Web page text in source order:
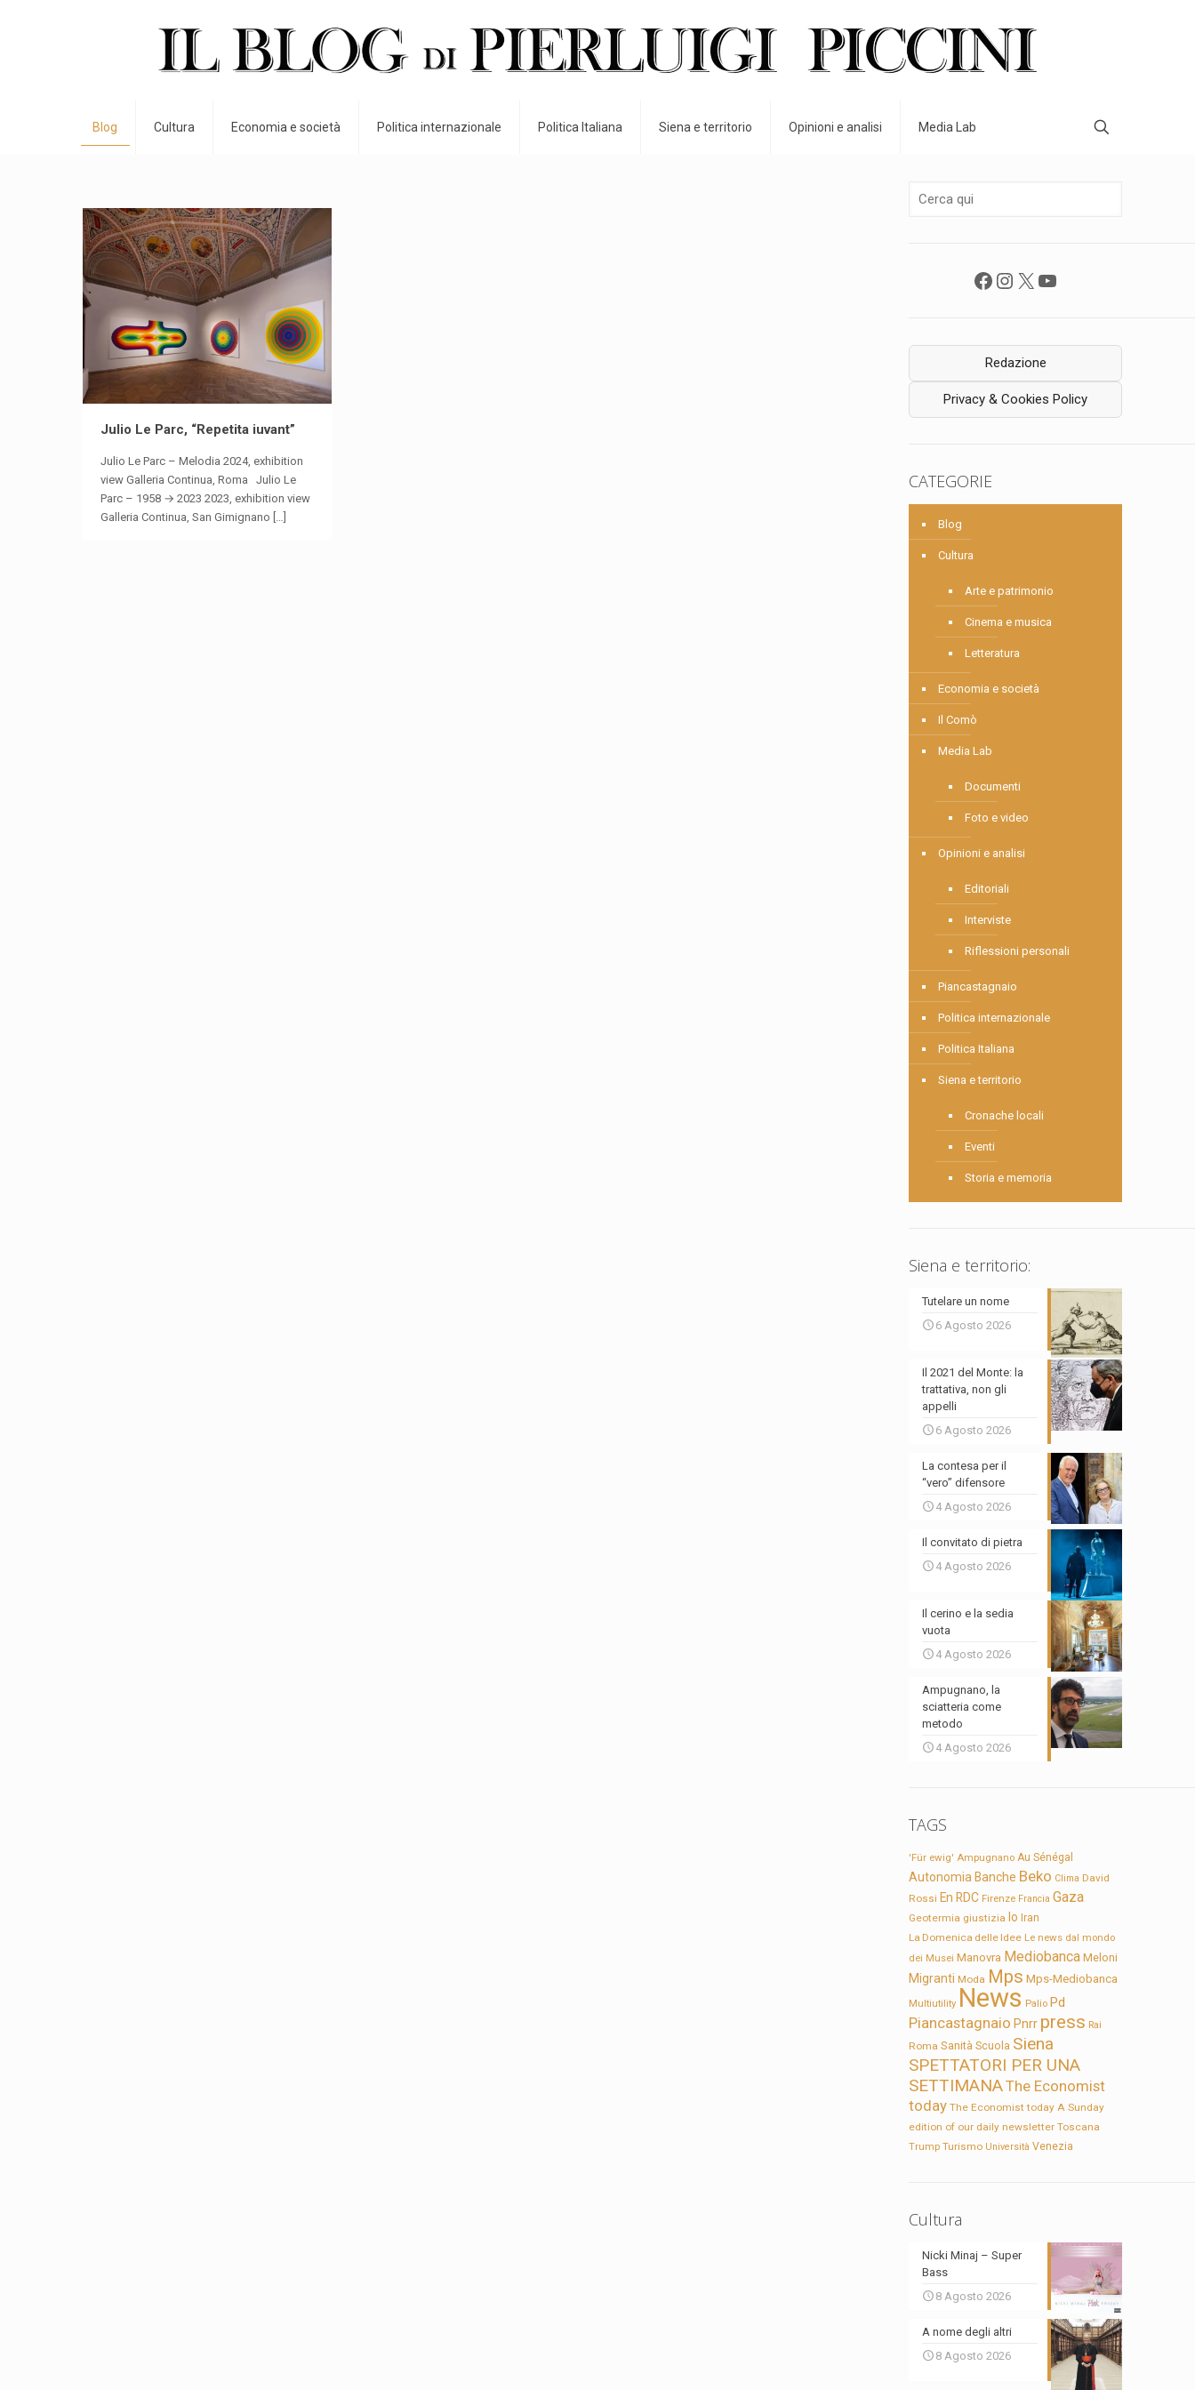
Blog Cultura Economia e società Politica internazionale Politica Italiana Siena e territorio Opinioni e analisi Media Lab
Julio Le Parc, “Repetita iuvant”
Julio Le Parc – Melodia 2024, exhibition
view Galleria Continua, Roma Julio Le
Parc – 1958 → 2023 2023, exhibition view
Galleria Continua, San Gimignano […]
Facebook
Instagram
X YouTube
Redazione
Privacy & Cookies Policy
CATEGORIE
Blog
Cultura
Arte e patrimonio
Cinema e musica
Letteratura
Economia e società
Il Comò
Media Lab
Documenti
Foto e video
Opinioni e analisi
Editoriali
Interviste
Riflessioni personali
Piancastagnaio
Politica internazionale
Politica Italiana
Siena e territorio
Cronache locali
Eventi
Storia e memoria
Siena e territorio:
Tutelare un nome
6 Agosto 2026
Il 2021 del Monte: la
trattativa, non gli
appelli
6 Agosto 2026
La contesa per il
“vero” difensore
4 Agosto 2026
Il convitato di pietra
4 Agosto 2026
Il cerino e la sedia
vuota
4 Agosto 2026
Ampugnano, la
sciatteria come
metodo
4 Agosto 2026
TAGS
'Für ewig' Ampugnano Au Sénégal
Autonomia Banche Beko Clima David
Rossi En RDC Firenze Francia Gaza
Geotermia giustizia Io Iran
La Domenica delle Idee Le news dal mondo
dei Musei Manovra Mediobanca Meloni
Migranti Moda Mps Mps-Mediobanca
Multiutility News Palio Pd
Piancastagnaio Pnrr press Rai
Roma Sanità Scuola Siena
SPETTATORI PER UNA
SETTIMANAThe Economist
today The Economist today A Sunday
edition of our daily newsletter Toscana
Trump Turismo Università Venezia
Cultura
Nicki Minaj – Super
Bass
8 Agosto 2026
A nome degli altri
8 Agosto 2026